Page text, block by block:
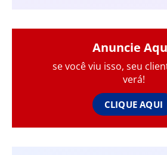
Anuncie
se você viu isso, seu
verá!
CLIQUE AQUI